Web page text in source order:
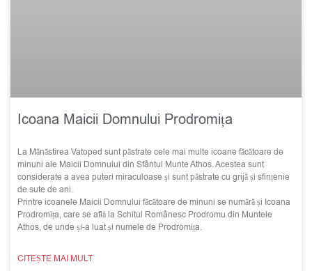
Icoana Maicii Domnului Prodromița
La Mănăstirea Vatoped sunt păstrate cele mai multe icoane făcătoare de
minuni ale Maicii Domnului din Sfântul Munte Athos. Acestea sunt
considerate a avea puteri miraculoase și sunt păstrate cu grijă și sfințenie
de sute de ani.
Printre icoanele Maicii Domnului făcătoare de minuni se numără și Icoana
Prodromița, care se află la Schitul Românesc Prodromu din Muntele
Athos, de unde și-a luat și numele de Prodromița.
CITEȘTE MAI MULT